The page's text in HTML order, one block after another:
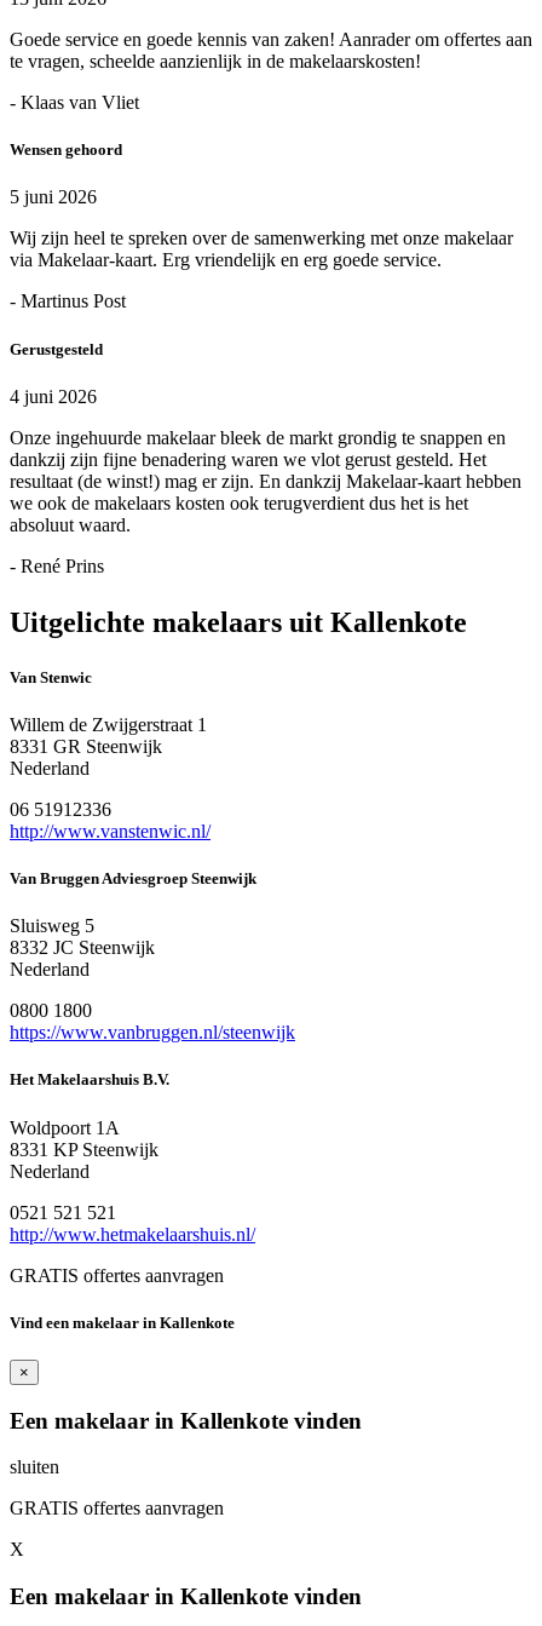
Goede service en goede kennis van zaken! Aanrader om offertes aan
te vragen, scheelde aanzienlijk in de makelaarskosten!
- Klaas van Vliet
Wensen gehoord
5 juni 2026
Wij zijn heel te spreken over de samenwerking met onze makelaar
via Makelaar-kaart. Erg vriendelijk en erg goede service.
- Martinus Post
Gerustgesteld
4 juni 2026
Onze ingehuurde makelaar bleek de markt grondig te snappen en
dankzij zijn fijne benadering waren we vlot gerust gesteld. Het
resultaat (de winst!) mag er zijn. En dankzij Makelaar-kaart hebben
we ook de makelaars kosten ook terugverdient dus het is het
absoluut waard.
- René Prins
Uitgelichte makelaars uit Kallenkote
Van Stenwic
Willem de Zwijgerstraat 1
8331 GR Steenwijk
Nederland
06 51912336
http://www.vanstenwic.nl/
Van Bruggen Adviesgroep Steenwijk
Sluisweg 5
8332 JC Steenwijk
Nederland
0800 1800
https://www.vanbruggen.nl/steenwijk
Het Makelaarshuis B.V.
Woldpoort 1A
8331 KP Steenwijk
Nederland
0521 521 521
http://www.hetmakelaarshuis.nl/
GRATIS offertes aanvragen
Vind een makelaar in Kallenkote
×
Een makelaar in Kallenkote vinden
sluiten
GRATIS offertes aanvragen
X
Een makelaar in Kallenkote vinden